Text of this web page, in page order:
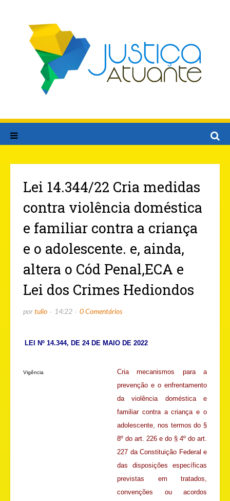
Lei 14.344/22 Cria medidas
contra violência doméstica
e familiar contra a criança
e o adolescente. e, ainda,
altera o Cód Penal,ECA e
Lei dos Crimes Hediondos
portulio 14:22 0 Comentários
LEI Nº 14.344, DE 24 DE MAIO DE 2022
Vigência
Cria mecanismos para a
prevenção e o enfrentamento
da violência doméstica e
familiar contra a criança e o
adolescente, nos termos do §
8º do art. 226 e do § 4º do art.
227 da Constituição Federal e
das disposições específicas
previstas em tratados,
convenções ou acordos